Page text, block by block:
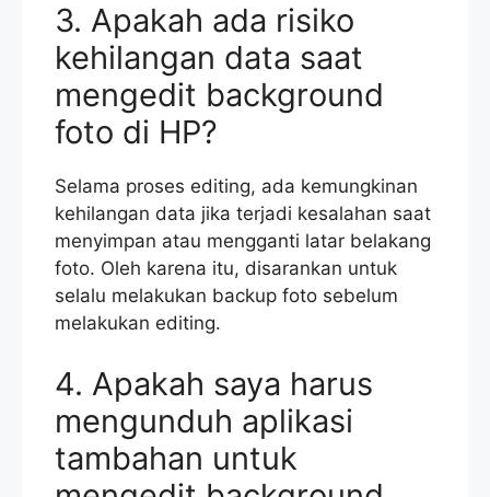
3. Apakah ada risiko
kehilangan data saat
mengedit background
foto di HP?
Selama proses editing, ada kemungkinan
kehilangan data jika terjadi kesalahan saat
menyimpan atau mengganti latar belakang
foto. Oleh karena itu, disarankan untuk
selalu melakukan backup foto sebelum
melakukan editing.
4. Apakah saya harus
mengunduh aplikasi
tambahan untuk